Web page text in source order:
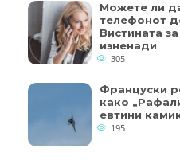
Можете ли
телефонот
Вистината
изненади
305
Француски
како
евтини
195